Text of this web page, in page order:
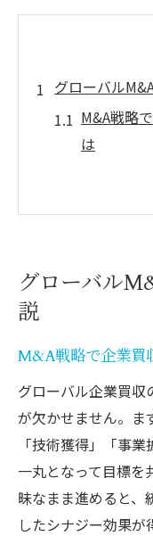
グローバル
M&A戦略
は
グローバ
M&Aにお
クロスボ
海外企業買収
M&Aが新
海外企業
解説
成長企業
グローバル
説
M&A戦略で企業買
グローバル企業買収
が欠かせません。ま
「技術獲得」「事
一丸となって目標を
昧なまま進めると、
したシナジー効果が